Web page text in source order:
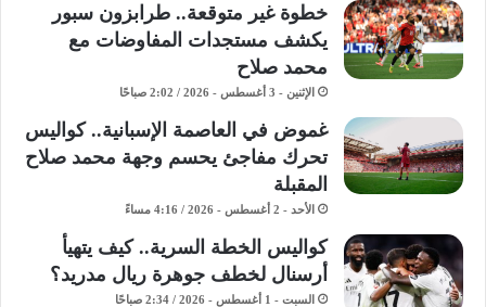
خطوة غير متوقعة.. طرابزون سبور
يكشف مستجدات المفاوضات مع
محمد صلاح
الإثنين - 3 أغسطس - 2026 / 2:02 صباحًا
غموض في العاصمة الإسبانية.. كواليس
تحرك مفاجئ يحسم وجهة محمد صلاح
المقبلة
الأحد - 2 أغسطس - 2026 / 4:16 مساءً
كواليس الخطة السرية.. كيف يتهيأ
أرسنال لخطف جوهرة ريال مدريد؟
السبت - 1 أغسطس - 2026 / 2:34 صباحًا